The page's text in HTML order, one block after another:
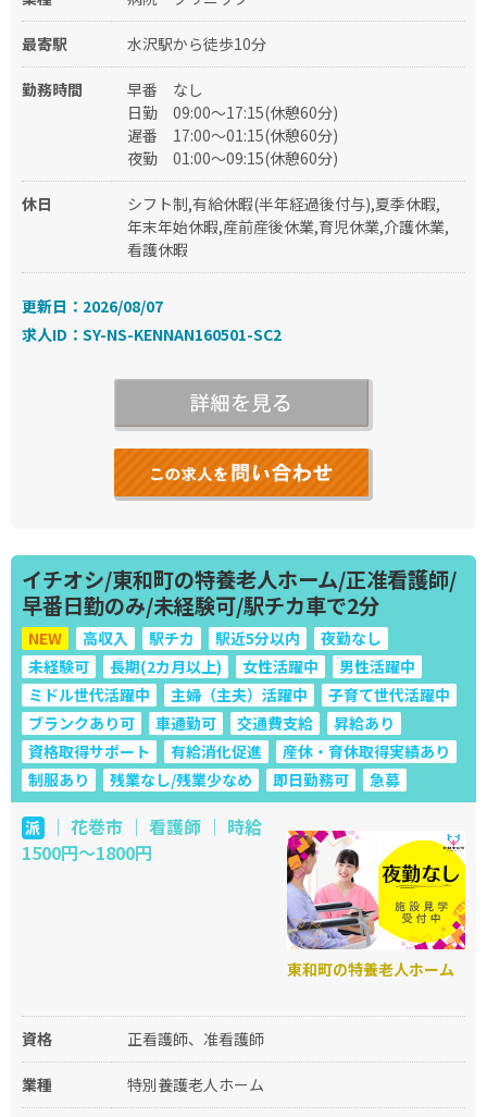
最寄駅 水沢駅から徒歩10分
勤務時間 早番
なし
日勤
09:00～17:15(休憩60分)
遅番
17:00～01:15(休憩60分)
夜勤
01:00～09:15(休憩60分)
休日
シフト制,有給休暇(半年経過後付与),夏季休暇,
年末年始休暇,産前産後休業,育児休業,介護休業,
看護休暇
更新日：2026/08/07
求人ID：SY-NS-KENNAN160501-SC2
イチオシ/東和町の特養老人ホーム/正准看護師/
早番日勤のみ/未経験可/駅チカ車で2分
NEW 高収入 駅チカ 駅近5分以内
夜勤なし
未経験可
長期(2カ月以上) 女性活躍中
男性活躍中
ミドル世代活躍中
主婦（主夫）活躍中
子育て世代活躍中
ブランクあり可
車通勤可 交通費支給
昇給あり
資格取得サポート
有給消化促進
産休・育休取得実績あり
制服あり
残業なし/残業少なめ 即日勤務可 急募
派｜ 花巻市 ｜ 看護師 ｜ 時給
1500円～1800円
東和町の特養老人ホーム
資格 正看護師、准看護師
業種 特別養護老人ホーム